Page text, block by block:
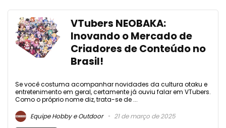
VTubers NEOBAKA:
Inovando o Mercado de
Criadores de Conteúdo no
Brasil!
Se você costuma acompanhar novidades da cultura otaku e
entretenimento em geral, certamente já ouviu falar em VTubers.
Como o próprio nome diz, trata-se de ...
Equipe Hobby e Outdoor
21 de março de 2025